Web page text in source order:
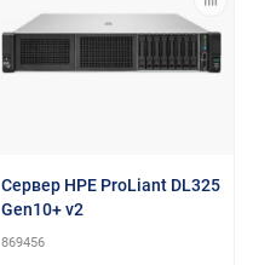
Сервер HPE ProLiant DL325
Gen10+ v2
869456